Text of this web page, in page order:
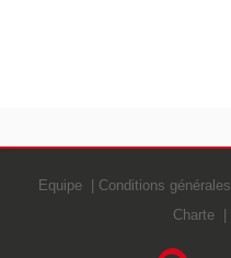
Equipe Conditions générales
Charte